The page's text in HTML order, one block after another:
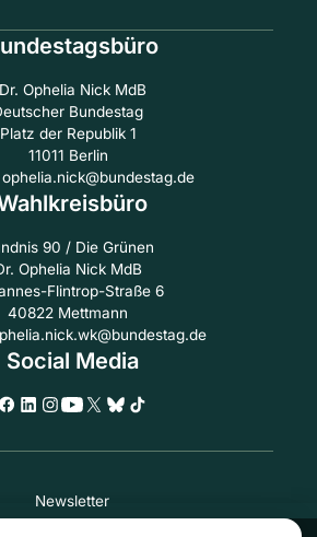
Dr. Ophelia Nick MdB
Bundestag
Platz der Republik 1
11011 Berlin
90 / Die Grünen
Ophelia Nick MdB
Flintrop-Straße 6
40822 Mettmann
Social Media
Newsletter